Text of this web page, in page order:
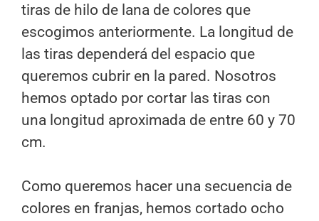
tiras de hilo de lana de colores que
escogimos anteriormente. La longitud de
las tiras dependerá del espacio que
queremos cubrir en la pared. Nosotros
hemos optado por cortar las tiras con
una longitud aproximada de entre 60 y 70
cm.
Como queremos hacer una secuencia de
colores en franjas, hemos cortado ocho